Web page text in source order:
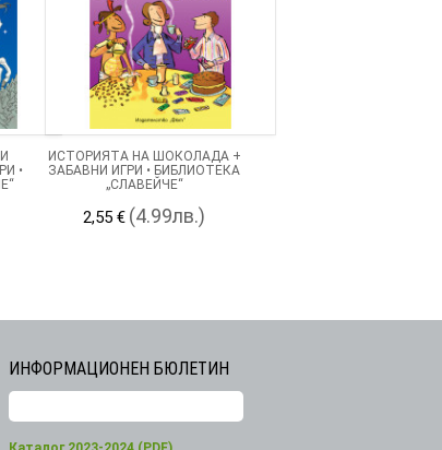
•
ИСТОРИЯТА НА ШОКОЛАДА +
ЗАБАВНИ ИГРИ • БИБЛИОТЕКА
„СЛАВЕЙЧЕ“
2,55 € (4.99лв.)
ИНФОРМАЦИОНЕН БЮЛЕТИН